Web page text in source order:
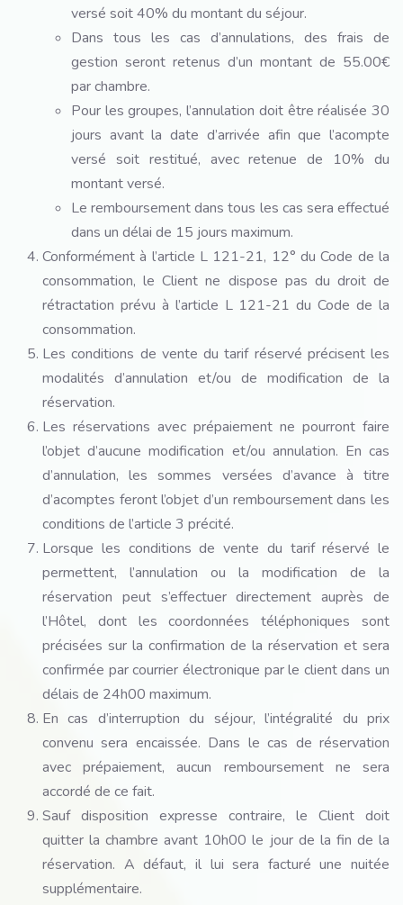
versé soit 40% du montant du séjour.
Dans tous les cas d’annulations, des frais de
gestion seront retenus d’un montant de 55.00€
par chambre.
Pour les groupes, l’annulation doit être réalisée 30
jours avant la date d’arrivée afin que l’acompte
versé soit restitué, avec retenue de 10% du
montant versé.
Le remboursement dans tous les cas sera effectué
dans un délai de 15 jours maximum.
Conformément à l’article L 121-21, 12° du Code de la
consommation, le Client ne dispose pas du droit de
rétractation prévu à l’article L 121-21 du Code de la
consommation.
Les conditions de vente du tarif réservé précisent les
modalités d’annulation et/ou de modification de la
réservation.
Les réservations avec prépaiement ne pourront faire
l’objet d’aucune modification et/ou annulation. En cas
d’annulation, les sommes versées d’avance à titre
d’acomptes feront l’objet d’un remboursement dans les
conditions de l’article 3 précité.
Lorsque les conditions de vente du tarif réservé le
permettent, l’annulation ou la modification de la
réservation peut s’effectuer directement auprès de
l’Hôtel, dont les coordonnées téléphoniques sont
précisées sur la confirmation de la réservation et sera
confirmée par courrier électronique par le client dans un
délais de 24h00 maximum.
En cas d’interruption du séjour, l’intégralité du prix
convenu sera encaissée. Dans le cas de réservation
avec prépaiement, aucun remboursement ne sera
accordé de ce fait.
Sauf disposition expresse contraire, le Client doit
quitter la chambre avant 10h00 le jour de la fin de la
réservation. A défaut, il lui sera facturé une nuitée
supplémentaire.